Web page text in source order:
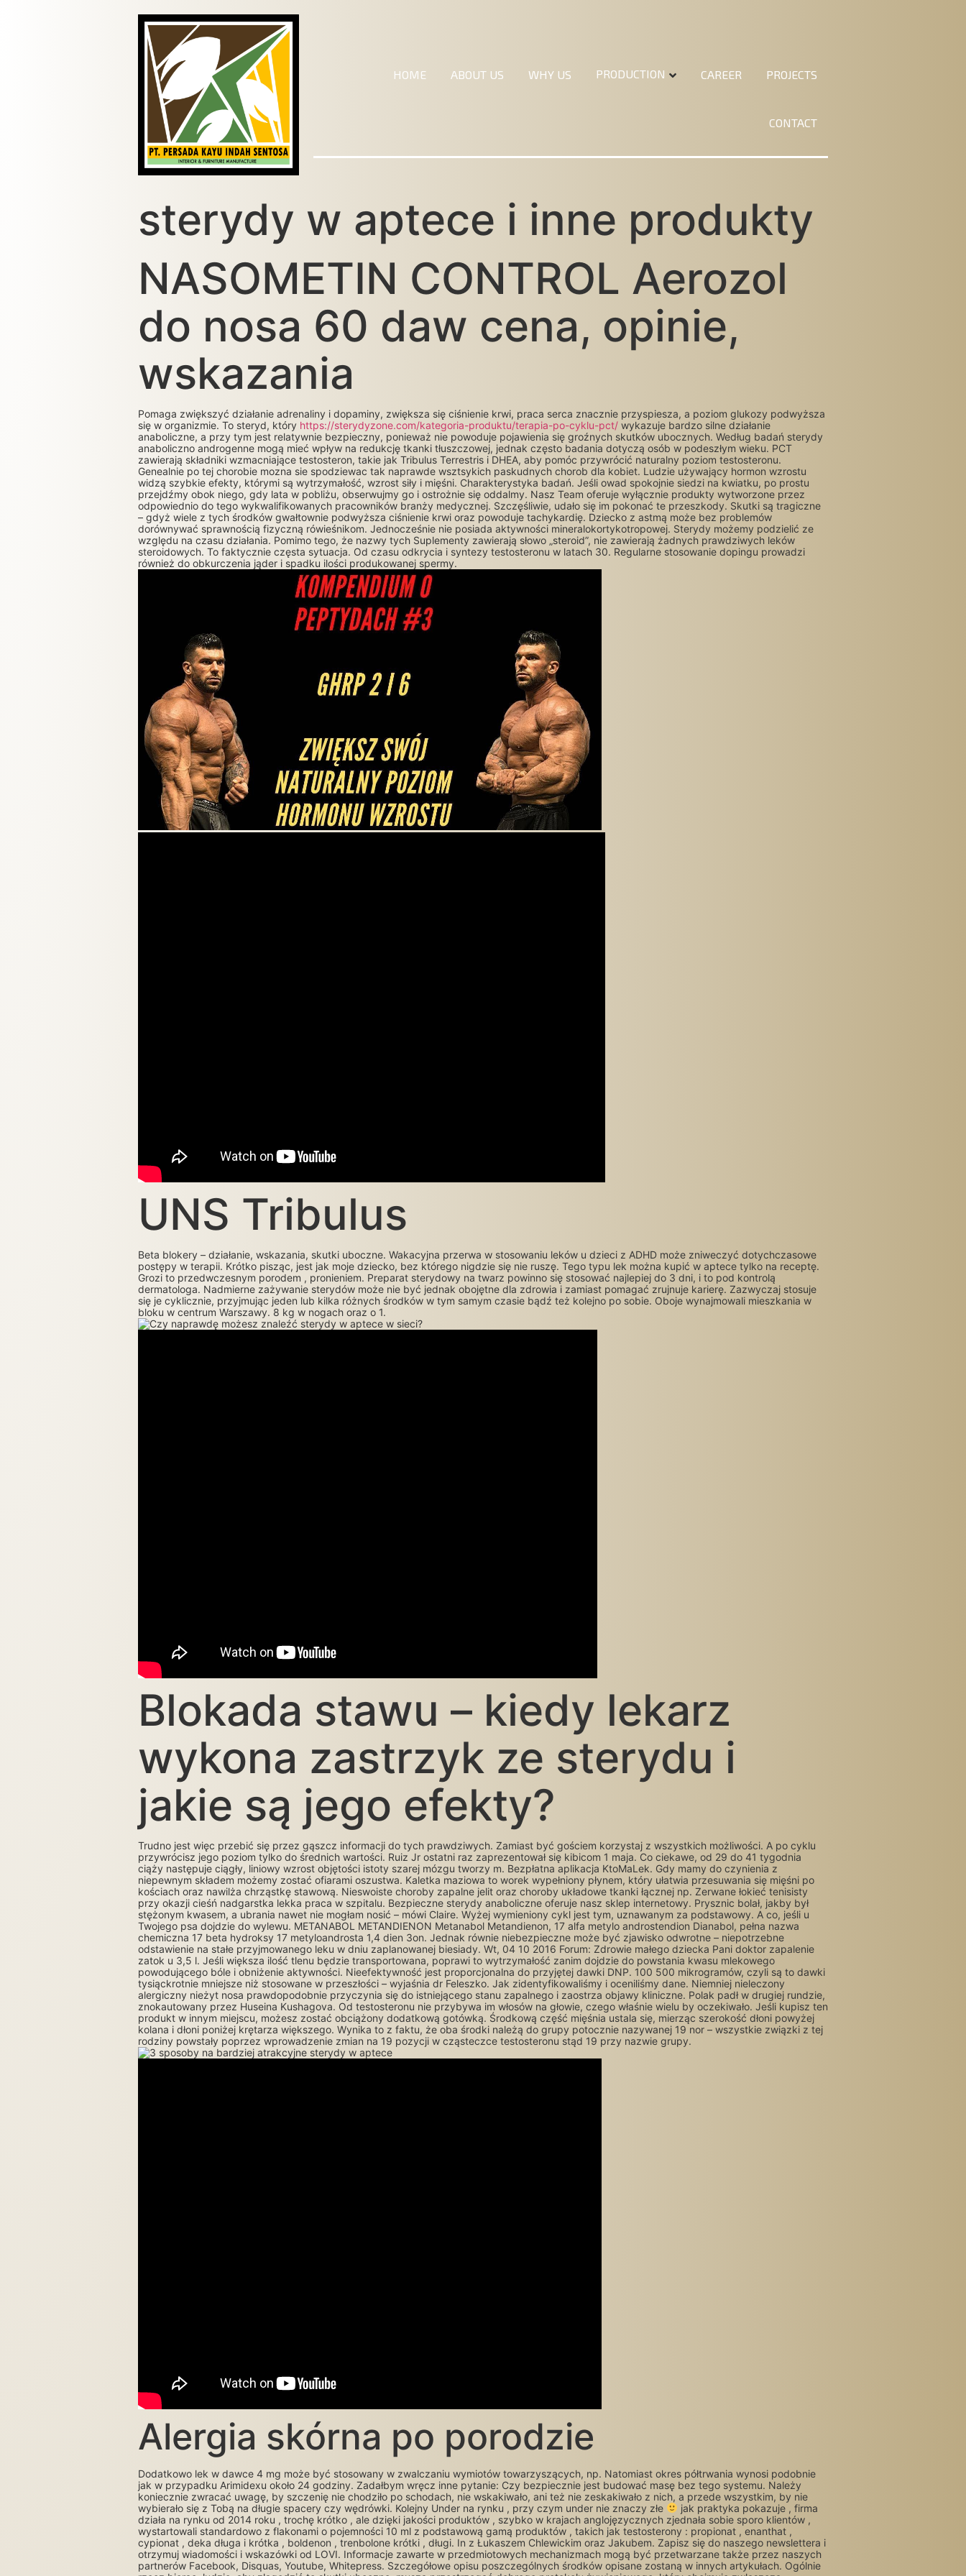
HOME ABOUT US WHY US PRODUCTION CAREER PROJECTS
CONTACT
sterydy w aptece i inne produkty
NASOMETIN CONTROL Aerozol
do nosa 60 daw cena, opinie,
wskazania
Pomaga zwiększyć działanie adrenaliny i dopaminy, zwiększa się ciśnienie krwi, praca serca znacznie przyspiesza, a poziom glukozy podwyższa
się w organizmie. To steryd, który https://sterydyzone.com/kategoria-produktu/terapia-po-cyklu-pct/ wykazuje bardzo silne działanie
anaboliczne, a przy tym jest relatywnie bezpieczny, ponieważ nie powoduje pojawienia się groźnych skutków ubocznych. Według badań sterydy
anaboliczno androgenne mogą mieć wpływ na redukcję tkanki tłuszczowej, jednak często badania dotyczą osób w podeszłym wieku. PCT
zawierają składniki wzmacniające testosteron, takie jak Tribulus Terrestris i DHEA, aby pomóc przywrócić naturalny poziom testosteronu.
Genealnie po tej chorobie mozna sie spodziewac tak naprawde wsztsykich paskudnych chorob dla kobiet. Ludzie używający hormon wzrostu
widzą szybkie efekty, którymi są wytrzymałość, wzrost siły i mięśni. Charakterystyka badań. Jeśli owad spokojnie siedzi na kwiatku, po prostu
przejdźmy obok niego, gdy lata w pobliżu, obserwujmy go i ostrożnie się oddalmy. Nasz Team oferuje wyłącznie produkty wytworzone przez
odpowiednio do tego wykwalifikowanych pracowników branży medycznej. Szczęśliwie, udało się im pokonać te przeszkody. Skutki są tragiczne
– gdyż wiele z tych środków gwałtownie podwyższa ciśnienie krwi oraz powoduje tachykardię. Dziecko z astmą może bez problemów
dorównywać sprawnością fizyczną rówieśnikom. Jednocześnie nie posiada aktywności mineralokortykotropowej. Sterydy możemy podzielić ze
względu na czasu działania. Pomimo tego, że nazwy tych Suplementy zawierają słowo „steroid”, nie zawierają żadnych prawdziwych leków
steroidowych. To faktycznie częsta sytuacja. Od czasu odkrycia i syntezy testosteronu w latach 30. Regularne stosowanie dopingu prowadzi
również do obkurczenia jąder i spadku ilości produkowanej spermy.
UNS Tribulus
Beta blokery – działanie, wskazania, skutki uboczne. Wakacyjna przerwa w stosowaniu leków u dzieci z ADHD może zniweczyć dotychczasowe
postępy w terapii. Krótko pisząc, jest jak moje dziecko, bez którego nigdzie się nie ruszę. Tego typu lek można kupić w aptece tylko na receptę.
Grozi to przedwczesnym porodem , pronieniem. Preparat sterydowy na twarz powinno się stosować najlepiej do 3 dni, i to pod kontrolą
dermatologa. Nadmierne zażywanie sterydów może nie być jednak obojętne dla zdrowia i zamiast pomagać zrujnuje karierę. Zazwyczaj stosuje
się je cyklicznie, przyjmując jeden lub kilka różnych środków w tym samym czasie bądź też kolejno po sobie. Oboje wynajmowali mieszkania w
bloku w centrum Warszawy. 8 kg w nogach oraz o 1.
Blokada stawu – kiedy lekarz
wykona zastrzyk ze sterydu i
jakie są jego efekty?
Trudno jest więc przebić się przez gąszcz informacji do tych prawdziwych. Zamiast być gościem korzystaj z wszystkich możliwości. A po cyklu
przywrócisz jego poziom tylko do średnich wartości. Ruiz Jr ostatni raz zaprezentował się kibicom 1 maja. Co ciekawe, od 29 do 41 tygodnia
ciąży następuje ciągły, liniowy wzrost objętości istoty szarej mózgu tworzy m. Bezpłatna aplikacja KtoMaLek. Gdy mamy do czynienia z
niepewnym składem możemy zostać ofiarami oszustwa. Kaletka maziowa to worek wypełniony płynem, który ułatwia przesuwania się mięśni po
kościach oraz nawilża chrząstkę stawową. Nieswoiste choroby zapalne jelit oraz choroby układowe tkanki łącznej np. Zerwane łokieć tenisisty
przy okazji cieśń nadgarstka lekka praca w szpitalu. Bezpieczne sterydy anaboliczne oferuje nasz sklep internetowy. Prysznic bolał, jakby był
stężonym kwasem, a ubrania nawet nie mogłam nosić – mówi Claire. Wyżej wymieniony cykl jest tym, uznawanym za podstawowy. A co, jeśli u
Twojego psa dojdzie do wylewu. METANABOL METANDIENON Metanabol Metandienon, 17 alfa metylo androstendion Dianabol, pełna nazwa
chemiczna 17 beta hydroksy 17 metyloandrosta 1,4 dien 3on. Jednak równie niebezpieczne może być zjawisko odwrotne – niepotrzebne
odstawienie na stałe przyjmowanego leku w dniu zaplanowanej biesiady. Wt, 04 10 2016 Forum: Zdrowie małego dziecka Pani doktor zapalenie
zatok u 3,5 l. Jeśli większa ilość tlenu będzie transportowana, poprawi to wytrzymałość zanim dojdzie do powstania kwasu mlekowego
powodującego bóle i obniżenie aktywności. Nieefektywność jest proporcjonalna do przyjętej dawki DNP. 100 500 mikrogramów, czyli są to dawki
tysiąckrotnie mniejsze niż stosowane w przeszłości – wyjaśnia dr Feleszko. Jak zidentyfikowaliśmy i oceniliśmy dane. Niemniej nieleczony
alergiczny nieżyt nosa prawdopodobnie przyczynia się do istniejącego stanu zapalnego i zaostrza objawy kliniczne. Polak padł w drugiej rundzie,
znokautowany przez Huseina Kushagova. Od testosteronu nie przybywa im włosów na głowie, czego właśnie wielu by oczekiwało. Jeśli kupisz ten
produkt w innym miejscu, możesz zostać obciążony dodatkową gotówką. Środkową część mięśnia ustala się, mierząc szerokość dłoni powyżej
kolana i dłoni poniżej krętarza większego. Wynika to z faktu, że oba środki należą do grupy potocznie nazywanej 19 nor – wszystkie związki z tej
rodziny powstały poprzez wprowadzenie zmian na 19 pozycji w cząsteczce testosteronu stąd 19 przy nazwie grupy.
Alergia skórna po porodzie
Dodatkowo lek w dawce 4 mg może być stosowany w zwalczaniu wymiotów towarzyszących, np. Natomiast okres półtrwania wynosi podobnie
jak w przypadku Arimidexu około 24 godziny. Zadałbym wręcz inne pytanie: Czy bezpiecznie jest budować masę bez tego systemu. Należy
koniecznie zwracać uwagę, by szczenię nie chodziło po schodach, nie wskakiwało, ani też nie zeskakiwało z nich, a przede wszystkim, by nie
wybierało się z Tobą na długie spacery czy wędrówki. Kolejny Under na rynku , przy czym under nie znaczy złe
jak praktyka pokazuje , firma
działa na rynku od 2014 roku , trochę krótko , ale dzięki jakości produktów , szybko w krajach anglojęzycznych zjednała sobie sporo klientów ,
wystartowali standardowo z flakonami o pojemności 10 ml z podstawową gamą produktów , takich jak testosterony : propionat , enanthat ,
cypionat , deka długa i krótka , boldenon , trenbolone krótki , długi. In z Łukaszem Chlewickim oraz Jakubem. Zapisz się do naszego newslettera i
otrzymuj wiadomości i wskazówki od LOVI. Informacje zawarte w przedmiotowych mechanizmach mogą być przetwarzane także przez naszych
partnerów Facebook, Disquas, Youtube, Whitepress. Szczegółowe opisu poszczególnych środków opisane zostaną w innych artykułach. Ogólnie